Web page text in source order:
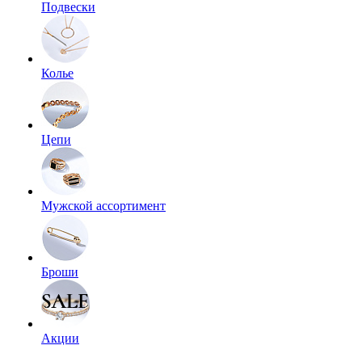
Подвески
Колье
Цепи
Мужской ассортимент
Броши
Акции